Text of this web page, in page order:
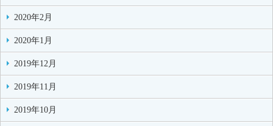
2020年2月
2020年1月
2019年12月
2019年11月
2019年10月